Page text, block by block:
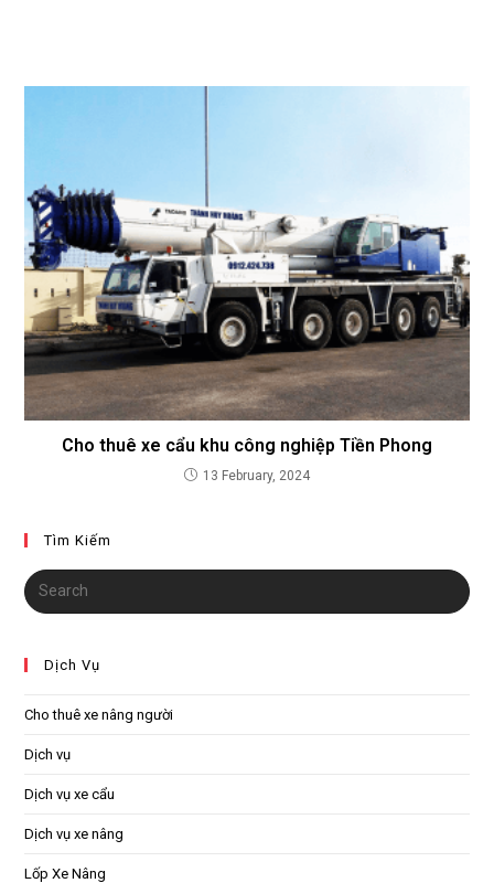
Cho thuê xe cẩu khu công nghiệp Tiền Phong
13 February, 2024
Tìm Kiếm
Dịch Vụ
Cho thuê xe nâng người
Dịch vụ
Dịch vụ xe cẩu
Dịch vụ xe nâng
Lốp Xe Nâng